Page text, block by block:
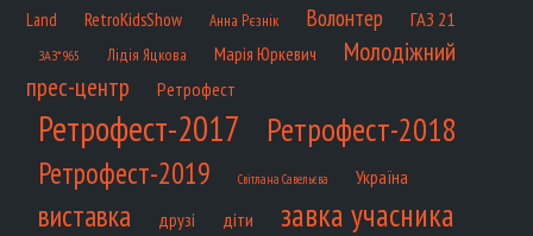
Land
RetroKidsShow Анна Рєзнік Волонтер ГАЗ 21
ЗАЗ*965 Лідія Яцкова Марія Юркевич
Молодіжний
прес-центр
Ретрофест
Ретрофест-2017 Ретрофест-2018
Ретрофест-2019 Світлана Савельєва Україна
виставка друзі діти завка учасника